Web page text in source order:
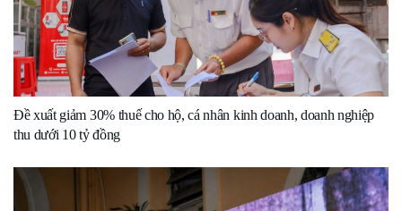
Đề xuất giảm 30% thuế cho hộ, cá nhân kinh doanh, doanh nghiệp
thu dưới 10 tỷ đồng